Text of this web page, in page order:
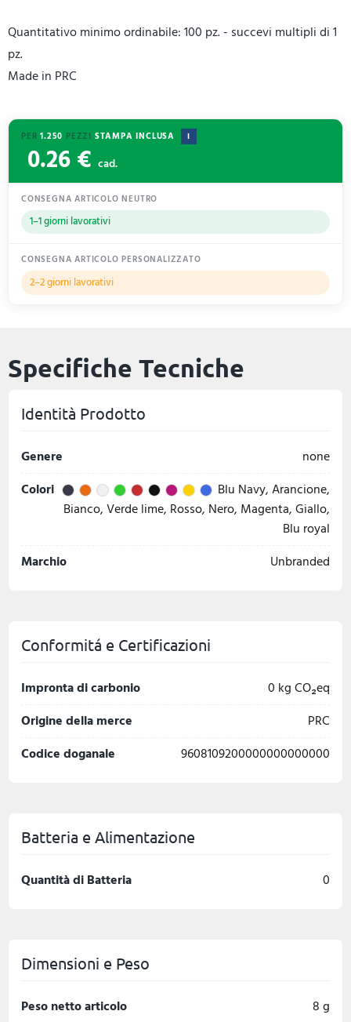
Quantitativo minimo ordinabile: 100 pz. - succevi multipli di 1
pz.
Made in PRC
PER1.250 PEZZI STAMPA INCLUSA I
0.26 € cad.
CONSEGNA ARTICOLO NEUTRO
1–1 giorni lavorativi
CONSEGNA ARTICOLO PERSONALIZZATO
2–2 giorni lavorativi
Specifiche Tecniche
Identità Prodotto
Genere
none
Colori
Bianco, Verde lime, Rosso, Nero, Magenta, Giallo,
Blu royal
Marchio
Unbranded
Conformitá e Certificazioni
Impronta di carbonio
0 kg CO₂eq
Origine della merce
PRC
Codice doganale
9608109200000000000000
Batteria e Alimentazione
Quantità di Batteria 0
Dimensioni e Peso
Peso netto articolo 8 g